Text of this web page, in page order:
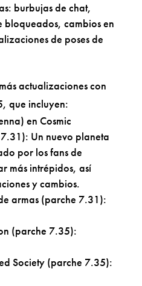
burbujas de chat,
bloqueados, cambios en
de poses de
actualizaciones con
que incluyen:
en Cosmic
Un nuevo planeta
por los fans de
más intrépidos, así
y cambios.
armas (parche 7.31):
(parche 7.35):
Society (parche 7.35):